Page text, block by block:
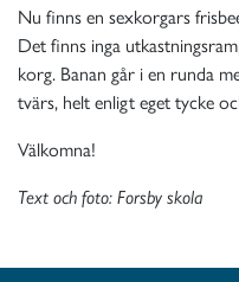
Nu finns en sexkorgars
Det finns inga
korg. Banan går i en runda
tvärs, helt enligt eget tycke
Välkomna!
Text och foto: Forsby skola